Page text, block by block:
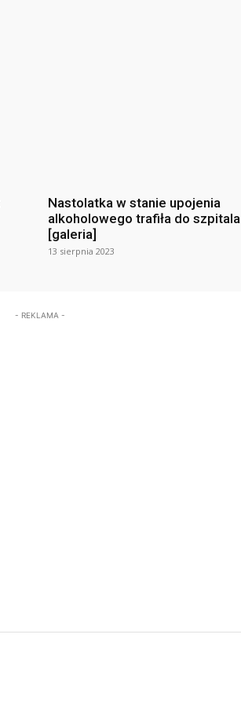
Nastolatka w stanie upojenia
alkoholowego trafiła do szpitala
[galeria]
13 sierpnia 2023
- REKLAMA -